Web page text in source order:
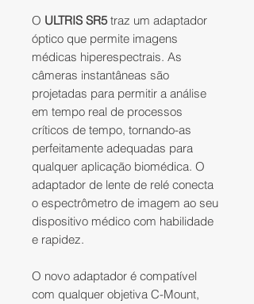
O ULTRIS SR5traz um adaptador
óptico que permite imagens
médicas hiperespectrais. As
câmeras instantâneas são
projetadas para permitir a análise
em tempo real de processos
críticos de tempo, tornando-as
perfeitamente adequadas para
qualquer aplicação biomédica. O
adaptador de lente de relé conecta
o espectrômetro de imagem ao seu
dispositivo médico com habilidade
e rapidez.
O novo adaptador é compatível
com qualquer objetiva C-Mount,